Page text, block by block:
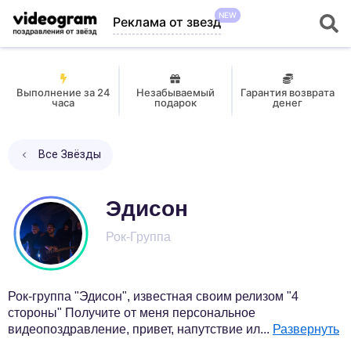
Реклама от звездNEW
Выполнение за 24
часа
Незабываемый
подарок
Гарантия возврата
денег
Все Звёзды
Эдисон
Рок-Группа
Рок-группа "Эдисон", известная своим релизом "4
стороны" Получите от меня персональное
видеопоздравление, привет, напутствие ил... Развернуть